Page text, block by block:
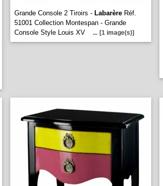
Grande Console 2 Tiroirs - Labarère Réf.
51001 Collection Montespan - Grande
Console Style Louis XV
... [1 image(s)]